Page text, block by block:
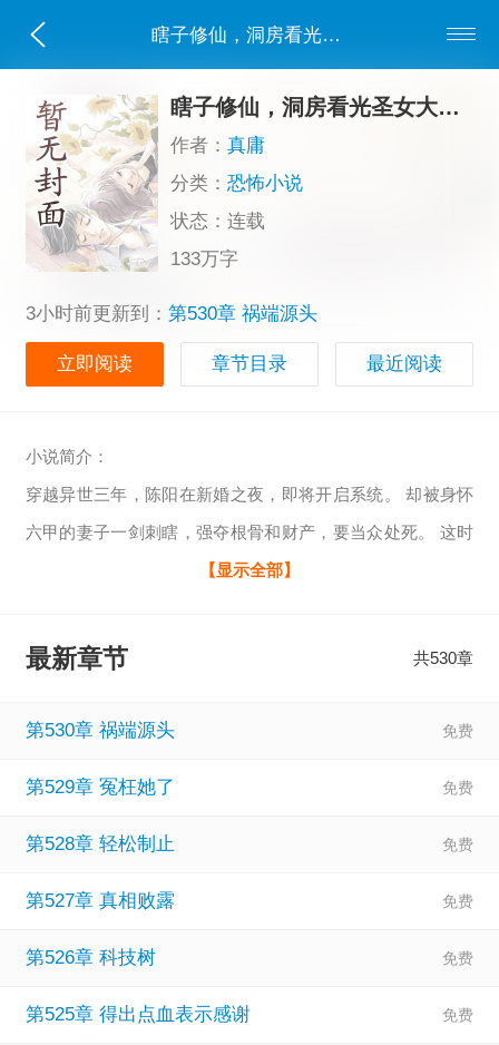
瞎子修仙，洞房看光圣女大秘密
瞎子修仙，洞房看光圣女大秘密
作者：真庸
分类：恐怖小说
状态：连载
133万字
3小时前更新到： 第530章 祸端源头
立即阅读 章节目录 最近阅读
小说简介：
穿越异世三年，陈阳在新婚之夜，即将开启系统。 却被身怀
六甲的妻子一剑刺瞎，强夺根骨和财产，要当众处死。 这时
候，柳家三姐妹突然出现，要同时嫁给瞎眼的陈阳。 入赘柳
丹药，灵器，阵法，我取之不尽！一路无敌！ 前妻痛哭流
这柳家三姐妹，竟然个个身怀大咪密……
【显示全部】
最新章节 共530章
第530章 祸端源头
第529章 冤枉她了
第528章 轻松制止
第527章 真相败露
第526章 科技树
第525章 得出点血表示感谢